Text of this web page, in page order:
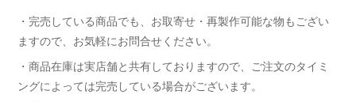
・完売している商品でも、お取寄せ・再製作可能な物もござい
ますので、お気軽にお問合せください。
・商品在庫は実店舗と共有しておりますので、ご注文のタイミ
ングによっては完売している場合がございます。